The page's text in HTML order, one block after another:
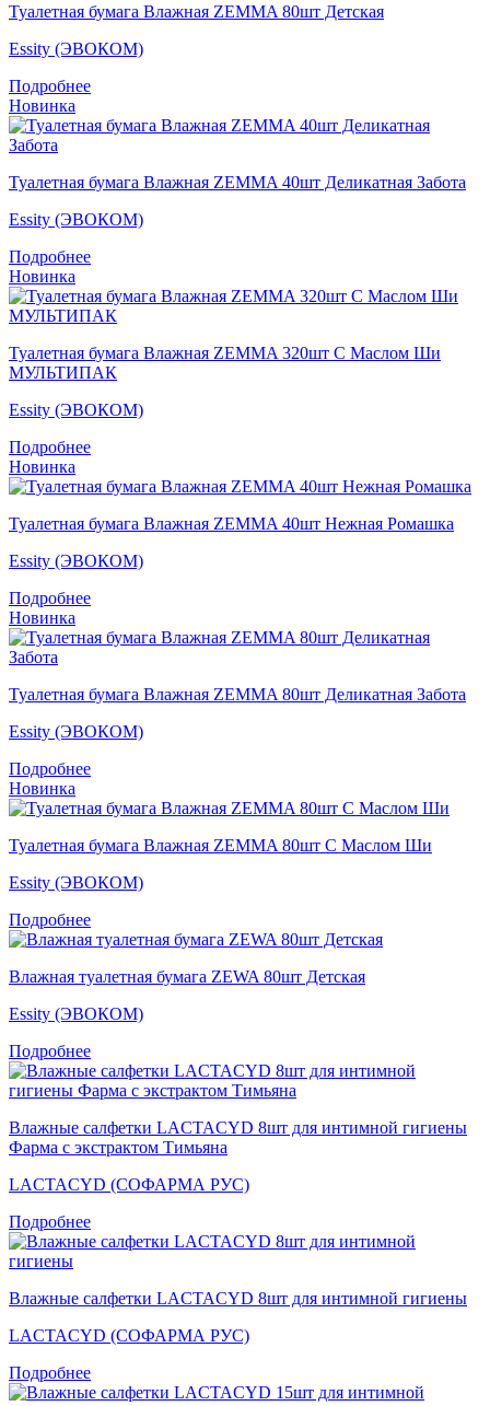
Туалетная бумага Влажная ZEMMA 80шт Детская
Essity (ЭВОКОМ)
Подробнее
Новинка
Туалетная бумага Влажная ZEMMA 40шт Деликатная Забота
Essity (ЭВОКОМ)
Подробнее
Новинка
Туалетная бумага Влажная ZEMMA 320шт С Маслом Ши
МУЛЬТИПАК
Essity (ЭВОКОМ)
Подробнее
Новинка
Туалетная бумага Влажная ZEMMA 40шт Нежная Ромашка
Essity (ЭВОКОМ)
Подробнее
Новинка
Туалетная бумага Влажная ZEMMA 80шт Деликатная Забота
Essity (ЭВОКОМ)
Подробнее
Новинка
Туалетная бумага Влажная ZEMMA 80шт С Маслом Ши
Essity (ЭВОКОМ)
Подробнее
Влажная туалетная бумага ZEWA 80шт Детская
Essity (ЭВОКОМ)
Подробнее
Влажные салфетки LACTACYD 8шт для интимной гигиены
Фарма с экстрактом Тимьяна
LACTACYD (СОФАРМА РУС)
Подробнее
Влажные салфетки LACTACYD 8шт для интимной гигиены
LACTACYD (СОФАРМА РУС)
Подробнее